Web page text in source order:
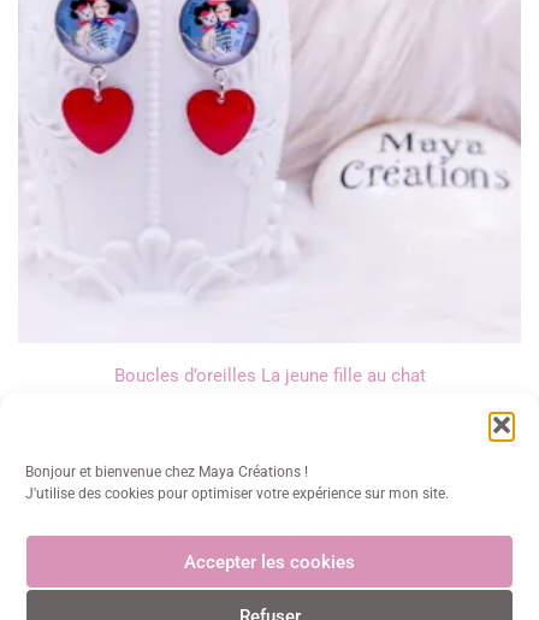
Bonjour et bienvenue chez Maya Créations !
J'utilise des cookies pour optimiser votre expérience sur mon site.
Accepter les cookies
Boucles d’oreilles La jeune fille au chat
Maya Créations